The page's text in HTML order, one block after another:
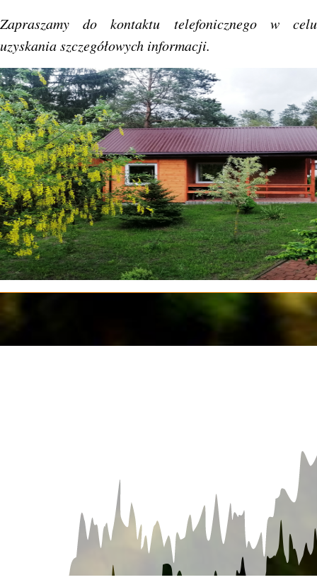
Zapraszamy do kontaktu telefonicznego w celu
uzyskania szczegółowych informacji.